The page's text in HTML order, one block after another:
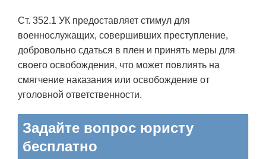
Ст. 352.1 УК предоставляет стимул для
военнослужащих, совершивших преступление,
добровольно сдаться в плен и принять меры для
своего освобождения, что может повлиять на
смягчение наказания или освобождение от
уголовной ответственности.